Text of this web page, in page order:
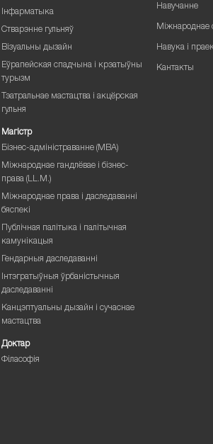
Інфарматыка
Стварэнне гульняў
Візуальны дызайн
Еўрапейская спадчына і крэатыўны
турызм
Тэатральнае мастацтва і акцёрская
гульня
Магістр
Бізнес-адміністраванне (MBA)
Міжнароднае гандлёвае і бізнес-
права (LL.M.)
Міжнароднае права і даследаванні
бяспекі
Публічная палітыка і палітычная
камунікацыя
Гендарныя даследаванні
Інтэгратыўныя ўрбаністычныя
даследаванні
Канцэптуальны дызайн і сучаснае
мастацтва
Доктар
Філасофія
Навучанне
Міжнароднае
Навука і
Кантакты